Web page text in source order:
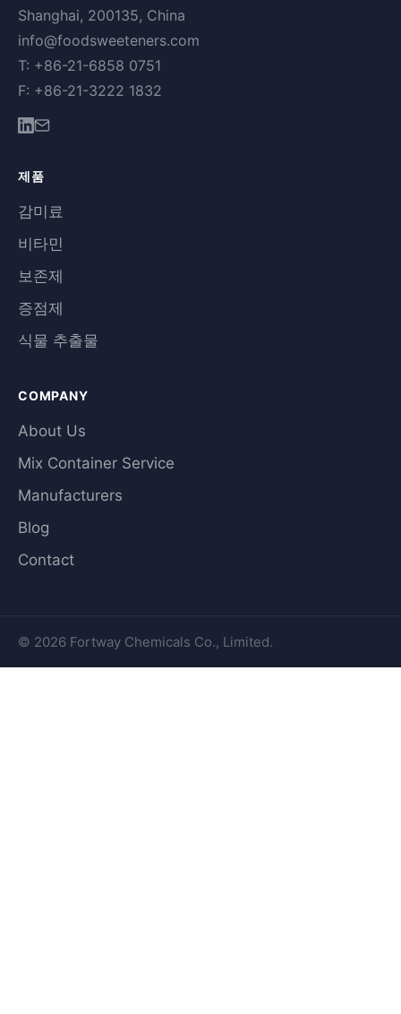
Shanghai, 200135, China
info@foodsweeteners.com
T: +86-21-6858 0751
F: +86-21-3222 1832
제품
감미료
비타민
보존제
증점제
식물 추출물
COMPANY
About Us
Mix Container Service
Manufacturers
Blog
Contact
© 2026 Fortway Chemicals Co., Limited.